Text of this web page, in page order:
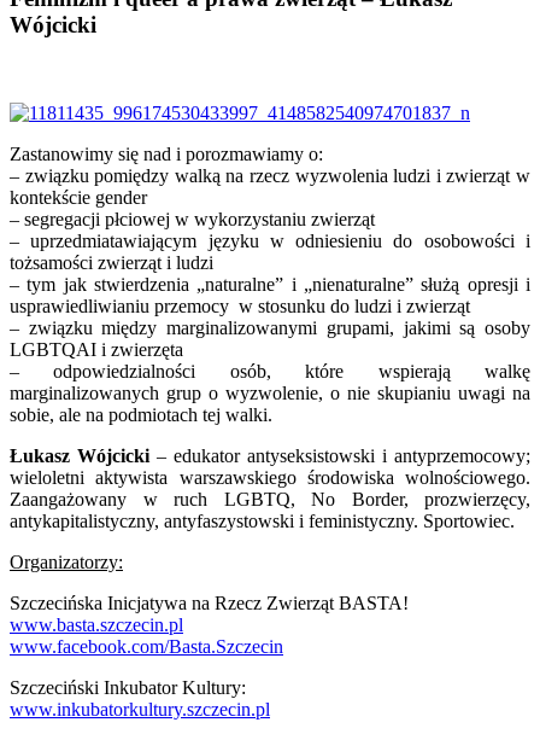
Wójcicki
Zastanowimy się nad i porozmawiamy o:
– związku pomiędzy walką na rzecz wyzwolenia ludzi i zwierząt w
kontekście gender
– segregacji płciowej w wykorzystaniu zwierząt
– uprzedmiatawiającym języku w odniesieniu do osobowości i
tożsamości zwierząt i ludzi
– tym jak stwierdzenia „naturalne” i „nienaturalne” służą opresji i
usprawiedliwianiu przemocy w stosunku do ludzi i zwierząt
– związku między marginalizowanymi grupami, jakimi są osoby
LGBTQAI i zwierzęta
– odpowiedzialności osób, które wspierają walkę
marginalizowanych grup o wyzwolenie, o nie skupianiu uwagi na
sobie, ale na podmiotach tej walki.
Łukasz Wójcicki – edukator antyseksistowski i antyprzemocowy;
wieloletni aktywista warszawskiego środowiska wolnościowego.
Zaangażowany w ruch LGBTQ, No Border, prozwierzęcy,
antykapitalistyczny, antyfaszystowski i feministyczny. Sportowiec.
Organizatorzy:
Szczecińska Inicjatywa na Rzecz Zwierząt BASTA!
www.basta.szczecin.pl
www.facebook.com/Basta.Szczecin
Szczeciński Inkubator Kultury:
www.inkubatorkultury.szczecin.pl